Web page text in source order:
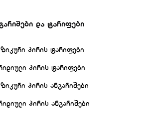
და ტარიფები
პირის ტარიფები
პირის ტარიფები
პირის ანგარიშები
პირის ანგარიშები